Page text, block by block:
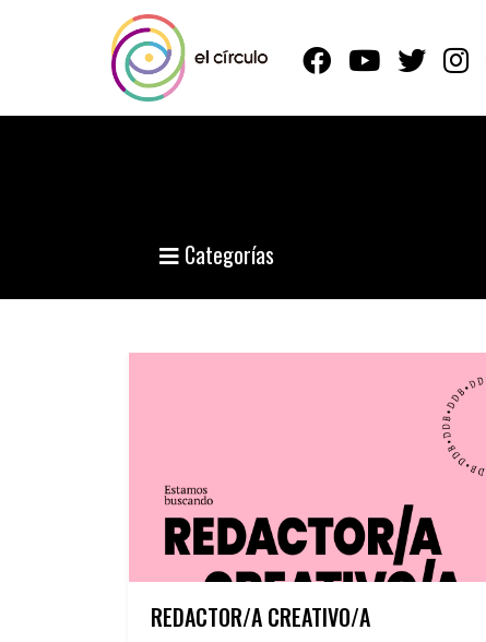
Categorías
REDACTOR/A CREATIVO/A